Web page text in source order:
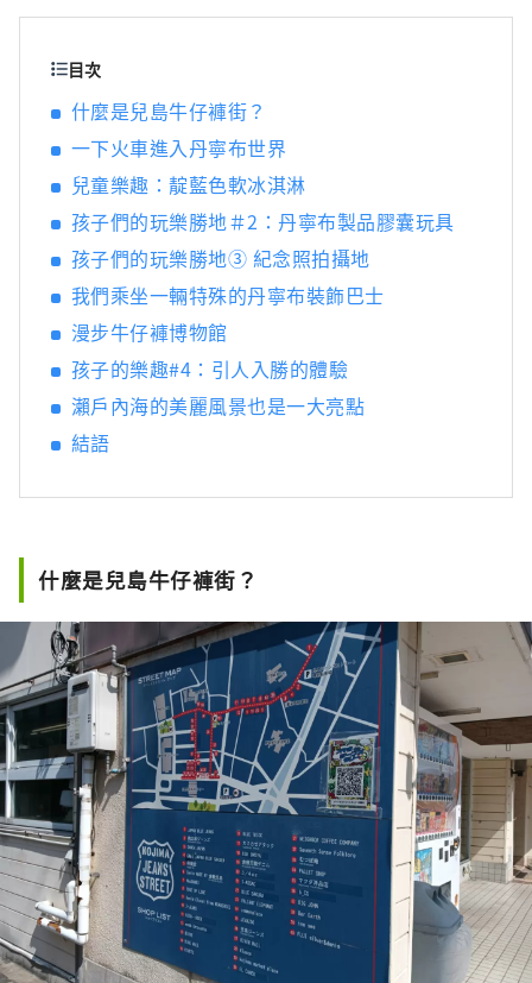
後樂園以及擁有歷史、文化和藝術的倉敷美觀
目次
什麼是兒島牛仔褲街？
一下火車進入丹寧布世界
兒童樂趣：靛藍色軟冰淇淋
孩子們的玩樂勝地＃2：丹寧布製品膠囊玩具
孩子們的玩樂勝地③ 紀念照拍攝地
我們乘坐一輛特殊的丹寧布裝飾巴士
漫步牛仔褲博物館
孩子的樂趣#4：引人入勝的體驗
瀨戶內海的美麗風景也是一大亮點
結語
什麼是兒島牛仔褲街？